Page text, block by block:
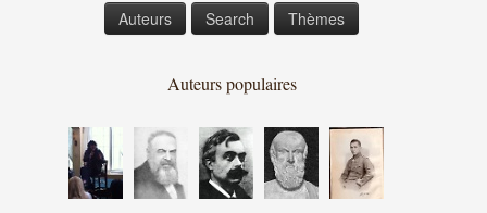
Auteurs Search Thèmes
Auteurs populaires